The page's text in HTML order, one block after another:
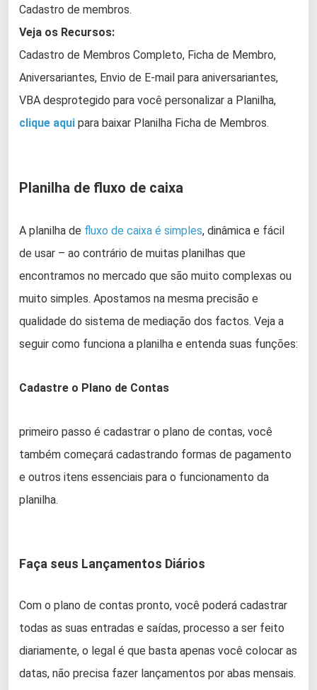
Cadastro de membros.
Veja os Recursos:
Cadastro de Membros Completo, Ficha de Membro,
Aniversariantes, Envio de E-mail para aniversariantes,
VBA desprotegido para você personalizar a Planilha,
clique aqui para baixar Planilha Ficha de Membros.
Planilha de fluxo de caixa
A planilha de fluxo de caixa é simples, dinâmica e fácil
de usar – ao contrário de muitas planilhas que
encontramos no mercado que são muito complexas ou
muito simples. Apostamos na mesma precisão e
qualidade do sistema de mediação dos factos. Veja a
seguir como funciona a planilha e entenda suas funções:
Cadastre o Plano de Contas
primeiro passo é cadastrar o plano de contas, você
também começará cadastrando formas de pagamento
e outros itens essenciais para o funcionamento da
planilha.
Faça seus Lançamentos Diários
Com o plano de contas pronto, você poderá cadastrar
todas as suas entradas e saídas, processo a ser feito
diariamente, o legal é que basta apenas você colocar as
datas, não precisa fazer lançamentos por abas mensais.